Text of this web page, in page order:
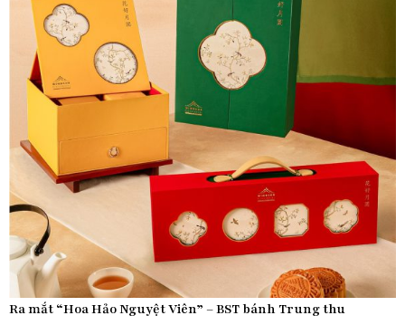
Ra mắt “Hoa Hảo Nguyệt Viên” – BST bánh Trung thu